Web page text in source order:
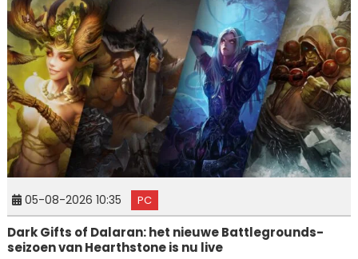
05-08-2026 10:35 PC
Dark Gifts of Dalaran: het nieuwe Battlegrounds-
seizoen van Hearthstone is nu live